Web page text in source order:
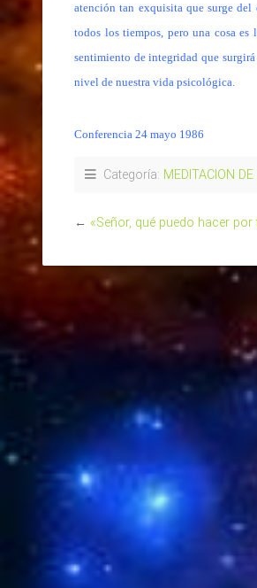
atención tan exquisita que surge
todos los tiempos, pero una cosa
sentimiento de integridad que surgirá
nivel de nuestra vida psicológica.
Conferencia 24 mayo 1986
Categoría: MEDITACION
← «Señor, qué puedo hacer por